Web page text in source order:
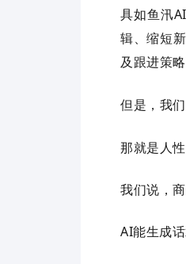
具如鱼汛AI
辑、缩短
及跟进策
但是，我
那就是人
我们说，
AI能生成